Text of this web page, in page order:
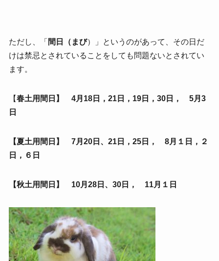
ただし、「 間日（まび）」というのがあって、その日だ
けは禁忌とされていることをしても問題ないとされてい
ます。
【春土用間日】 4月18日，21日，19日，30日， 5月3
日
【夏土用間日】 7月20日、21日，25日， 8月１日，２
日，６日
【秋土用間日】 10月28日、30日， 11月１日